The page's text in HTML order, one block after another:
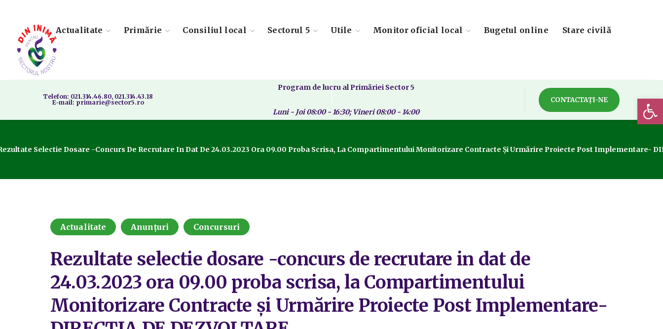
Actualitate Primărie Consiliul local Sectorul 5 Utile Monitor oficial local Bugetul online Stare civilă
Telefon: 021.314.46.80, 021.314.43.18
E-mail: primarie@sector5.ro
Program de lucru al Primăriei Sector 5
Luni - Joi 08:00 - 16:30; Vineri 08:00 - 14:00
CONTACTAȚI-NE
Selectie Dosare -concurs De Recrutare In Dat De 24.03.2023 Ora 09.00 Proba Scrisa, La Compartimentului Monitorizare Contracte Și Urmărire Proiecte Post Implementare-
Actualitate Anunțuri Concursuri
Rezultate selectie dosare -concurs de recrutare in dat de
24.03.2023 ora 09.00 proba scrisa, la Compartimentului
Monitorizare Contracte și Urmărire Proiecte Post Implementare-